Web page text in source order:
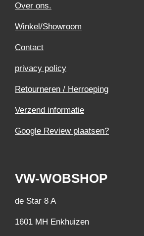
Over ons.
Winkel/Showroom
Contact
privacy policy
Retourneren / Herroeping
Verzend informatie
Google Review plaatsen?
VW-WOBSHOP
de Star 8 A
1601 MH Enkhuizen